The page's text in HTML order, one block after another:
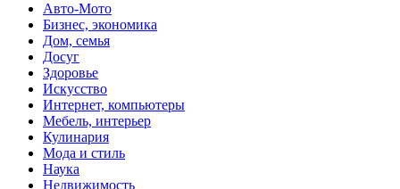
Авто-Мото
Бизнес, экономика
Дом, семья
Досуг
Здоровье
Искусство
Интернет, компьютеры
Мебель, интерьер
Кулинария
Мода и стиль
Наука
Недвижимость